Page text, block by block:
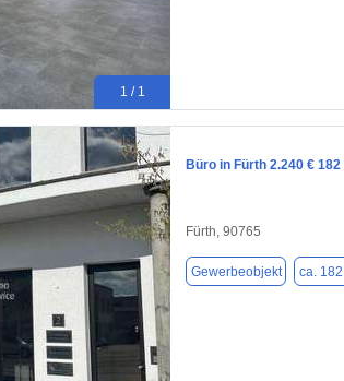
1 / 1
Büro in Fürth 2.240 € 182
Fürth, 90765
Gewerbeobjekt ca.